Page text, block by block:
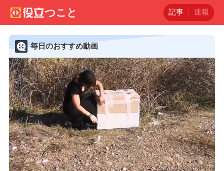
記事 速報
毎日のおすすめ動画